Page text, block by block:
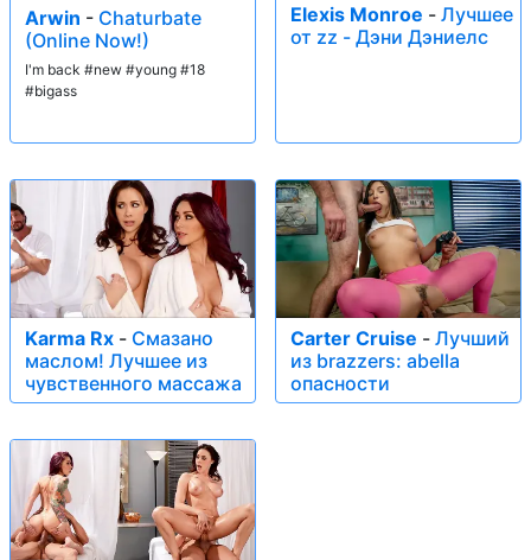
Arwin - Chaturbate
(Online Now!)
I'm back #new #young #18
#bigass
Elexis Monroe - Лучшее
от zz - Дэни Дэниелс
Karma Rx - Смазано
маслом! Лучшее из
чувственного массажа
Carter Cruise - Лучший
из brazzers: abella
опасности